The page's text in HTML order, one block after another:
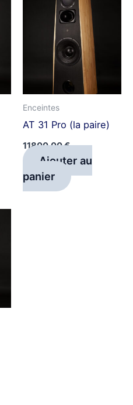
Enceintes
AT 31 Pro (la paire)
11800,00€
Ajouter au
panier